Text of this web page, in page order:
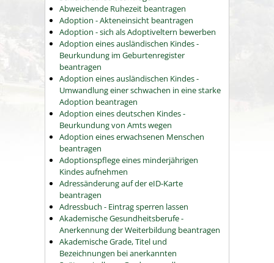
Abweichende Ruhezeit beantragen
Adoption - Akteneinsicht beantragen
Adoption - sich als Adoptiveltern bewerben
Adoption eines ausländischen Kindes -
Beurkundung im Geburtenregister
beantragen
Adoption eines ausländischen Kindes -
Umwandlung einer schwachen in eine starke
Adoption beantragen
Adoption eines deutschen Kindes -
Beurkundung von Amts wegen
Adoption eines erwachsenen Menschen
beantragen
Adoptionspflege eines minderjährigen
Kindes aufnehmen
Adressänderung auf der eID-Karte
beantragen
Adressbuch - Eintrag sperren lassen
Akademische Gesundheitsberufe -
Anerkennung der Weiterbildung beantragen
Akademische Grade, Titel und
Bezeichnungen bei anerkannten